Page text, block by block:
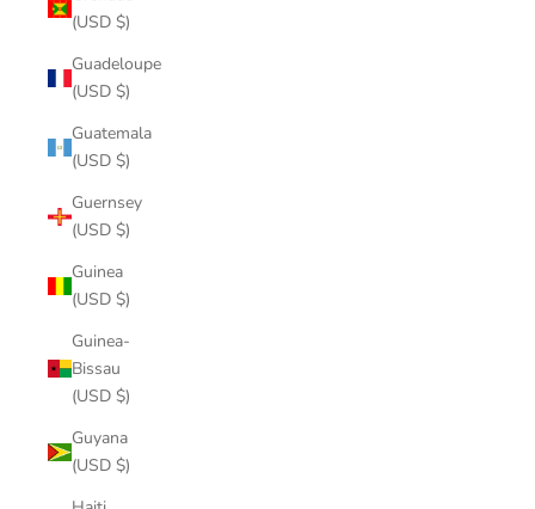
(USD $)
Guadeloupe
(USD $)
Guatemala
(USD $)
Guernsey
(USD $)
Guinea
(USD $)
Guinea-
Bissau
(USD $)
Guyana
(USD $)